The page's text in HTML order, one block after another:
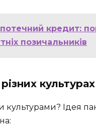
кредит:
позичальників
культурах
Ідея